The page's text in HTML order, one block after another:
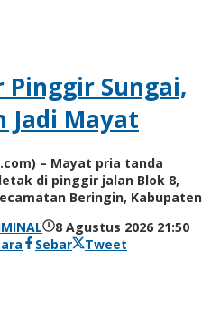
Sungai,
Jadi Mayat
– Mayat pria tanda
di pinggir jalan Blok 8,
Beringin, Kabupaten
8 Agustus 2026 21:50
Sebar Tweet